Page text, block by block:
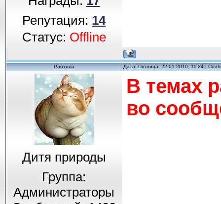
Репутация:14
Статус:Offline
Растяпа Дата: Пятница, 22.01.2010, 11:24 |
Дитя природы
Группа:
Администраторы
В темах
во